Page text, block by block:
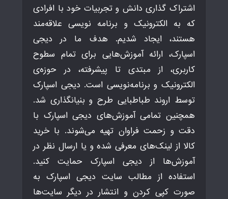
اشتراک گذاری دانش و تجربیات خود با افرادی
که به الکترونیک و برنامه نویسی علاقه‌مند
هستند، ایجاد شدیم. هدف ما در دیجی
اسپارک، ارائه آموزش‌هایی برای تمام سطوح
کاربری، از مبتدی تا پیشرفته، در حوزه‌ی
الکترونیک و برنامه‌نویسی است. دیجی اسپارک
توسط اروند طباطبایی طرح و بنیانگذاری شد.
همچنین تمامی آموزش‌های دیجی اسپارک با
دقت و زحمت فراوان تهیه می‌شوند. با خرید
کالا از لینک‌های معرفی شده و یا ارسال نظر در
آموزش‌ها از دیجی اسپارک حمایت کنید.
استفاده از مطالب سایت دیجی اسپارک به
صورت کپی کردن و انتشار در دیگر سایت‌ها